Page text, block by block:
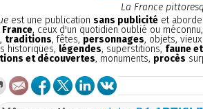
La France
est une publication sans publicitéet aborde
, ceux d'un quotidien oublié ou
traditions, fêtes, personnages, objets,
historiques, légendes, superstitions, faune
et découvertes, monuments, procès